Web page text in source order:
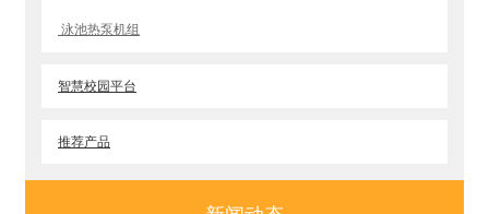
泳池热泵机组
智慧校园平台
推荐产品